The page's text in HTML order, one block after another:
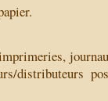
distributeurs